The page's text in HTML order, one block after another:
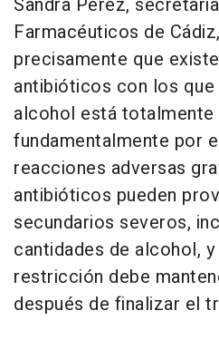
Farmacéuticos de
precisamente que
antibióticos con los
alcohol está totalmente
fundamentalmente por
reacciones adversas
antibióticos pueden
secundarios severos,
cantidades de alcohol,
restricción debe
después de finalizar el